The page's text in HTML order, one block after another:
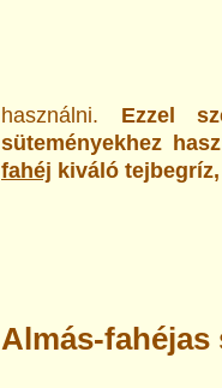
használni. Ezzel
süteményekhez
fahéj kiváló
Almás-fahéjas